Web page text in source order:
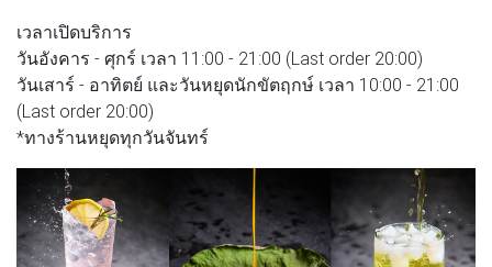
เวลาเปิดบริการ
วันอังคาร - ศุกร์ เวลา 11:00 - 21:00 (Last order 20:00)
วันเสาร์ - อาทิตย์ และวันหยุดนักขัตฤกษ์ เวลา 10:00 - 21:00
(Last order 20:00)
*ทางร้านหยุดทุกวันจันทร์